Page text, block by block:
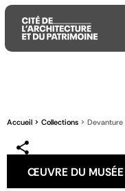
contenu
menu
laAccueil Collections Devanture
ŒUVRE DU MUSÉE